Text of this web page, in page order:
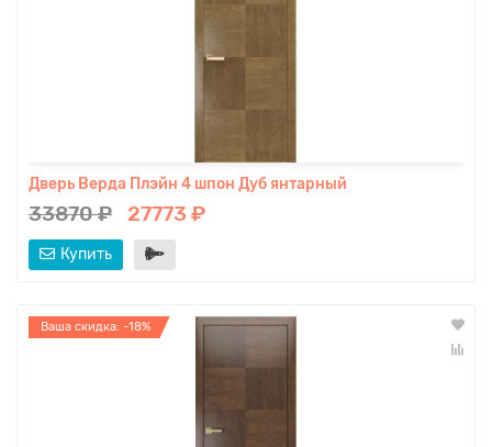
Дверь Верда Плэйн 4 шпон Дуб янтарный
33870 ₽ 27773 ₽
Купить
Ваша скидка: -18%